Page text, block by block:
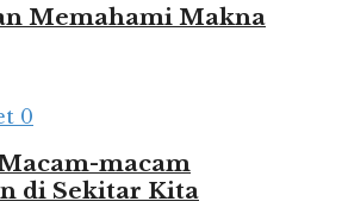
Memahami Makna
0
macam
di Sekitar Kita